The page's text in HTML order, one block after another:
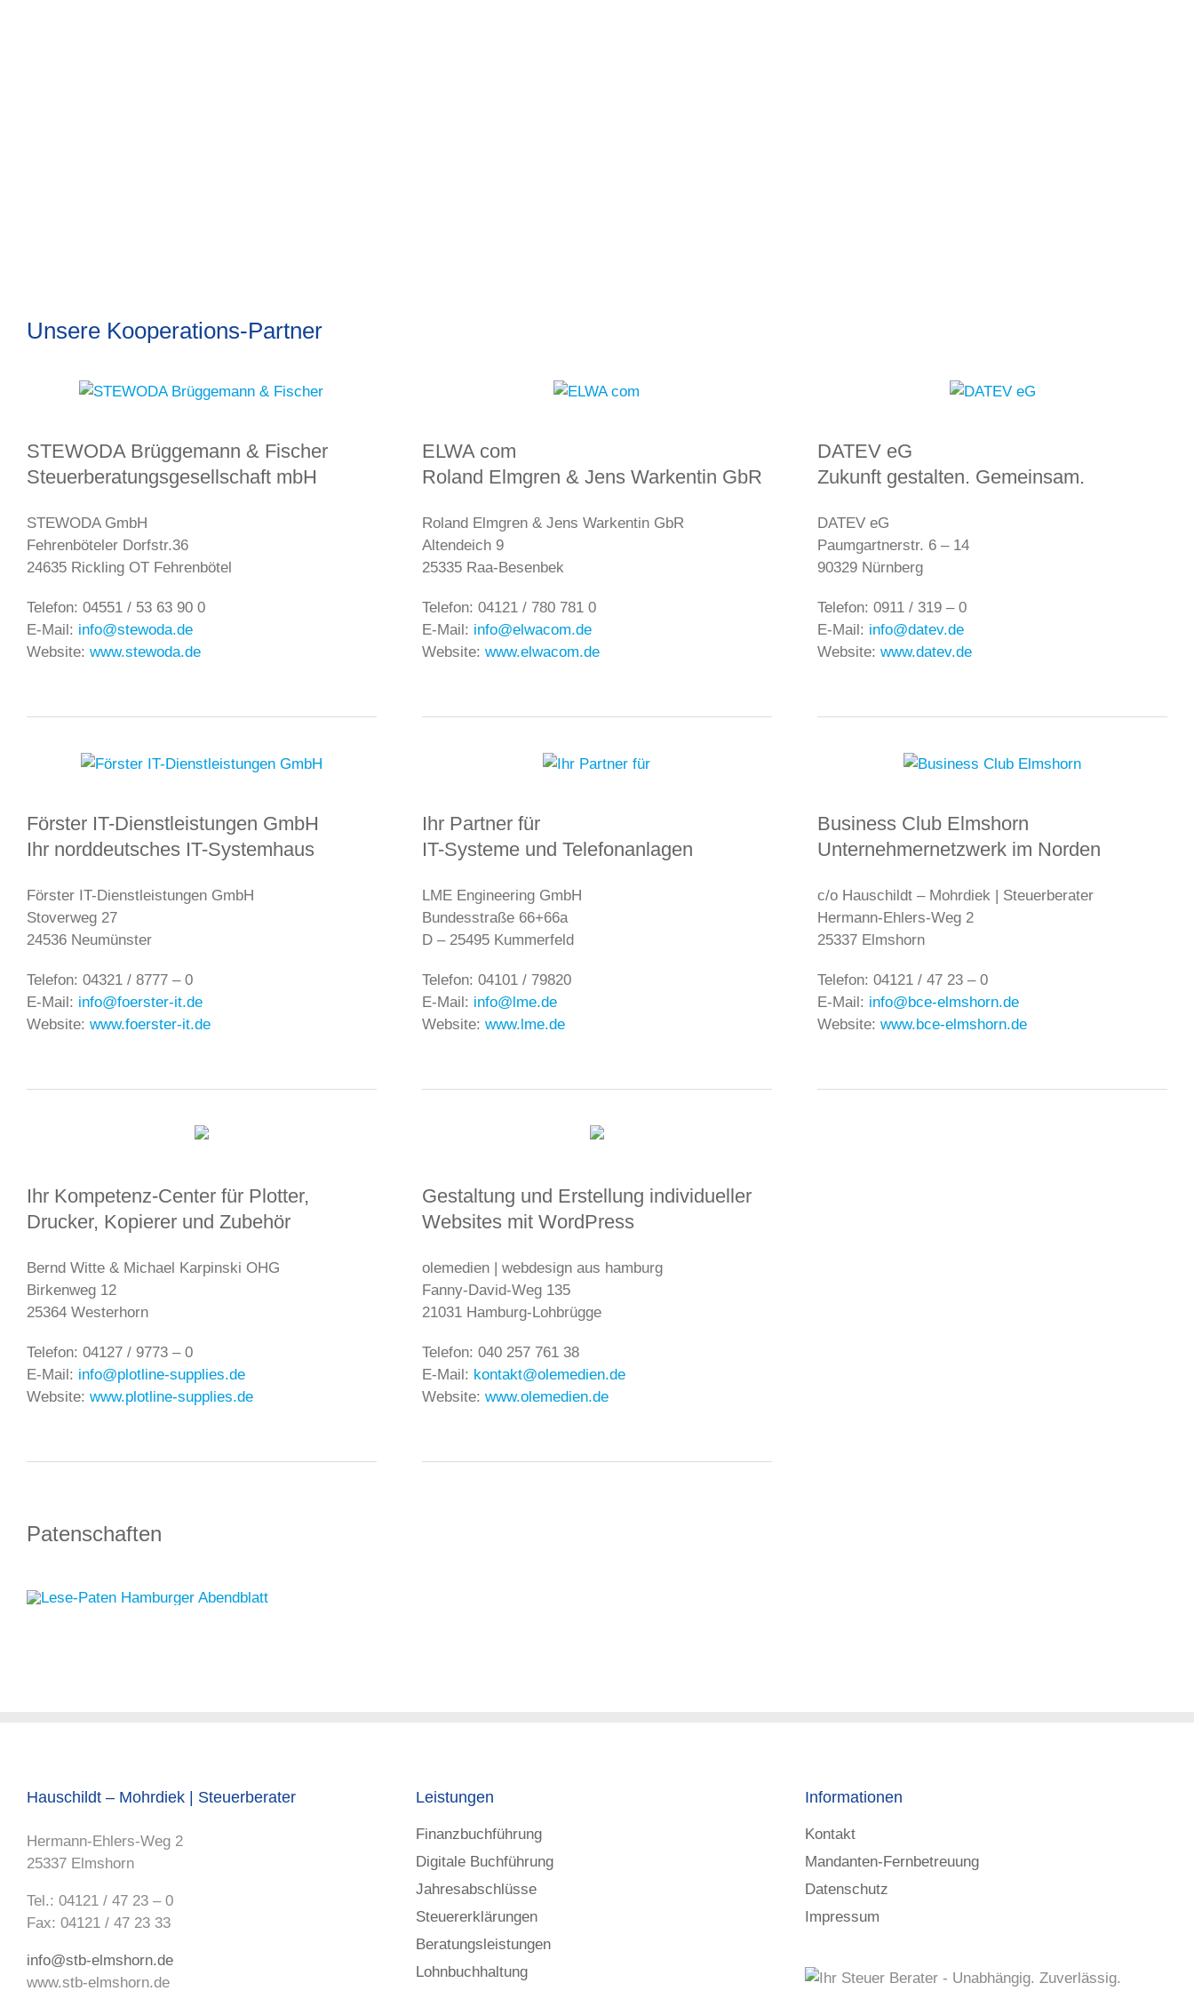
Unsere Kooperations-Partner
STEWODA Brüggemann & Fischer
Steuerberatungsgesellschaft mbH
STEWODA GmbH
Fehrenböteler Dorfstr.36
24635 Rickling OT Fehrenbötel
Telefon: 04551 / 53 63 90 0
E-Mail: info@stewoda.de
Website: www.stewoda.de
ELWA com
Roland Elmgren & Jens Warkentin GbR
Roland Elmgren & Jens Warkentin GbR
Altendeich 9
25335 Raa-Besenbek
Telefon: 04121 / 780 781 0
E-Mail: info@elwacom.de
Website:www.elwacom.de
DATEV eG
Zukunft gestalten. Gemeinsam.
DATEV eG
Paumgartnerstr. 6 – 14
90329 Nürnberg
Telefon: 0911 / 319 – 0
E-Mail: info@datev.de
Website:www.datev.de
Förster IT-Dienstleistungen GmbH
Ihr norddeutsches IT-Systemhaus
Förster IT-Dienstleistungen GmbH
Stoverweg 27
24536 Neumünster
Telefon: 04321 / 8777 – 0
E-Mail: info@foerster-it.de
Website: www.foerster-it.de
Ihr Partner für
IT-Systeme und Telefonanlagen
LME Engineering GmbH
Bundesstraße 66+66a
D – 25495 Kummerfeld
Telefon: 04101 / 79820
E-Mail: info@lme.de
Website:www.lme.de
Business Club Elmshorn
Unternehmernetzwerk im Norden
c/o Hauschildt – Mohrdiek | Steuerberater
Hermann-Ehlers-Weg 2
25337 Elmshorn
Telefon: 04121 / 47 23 – 0
E-Mail: info@bce-elmshorn.de
Website:www.bce-elmshorn.de
Ihr Kompetenz-Center für Plotter,
Drucker, Kopierer und Zubehör
Bernd Witte & Michael Karpinski OHG
Birkenweg 12
25364 Westerhorn
Telefon: 04127 / 9773 – 0
E-Mail: info@plotline-supplies.de
Website: www.plotline-supplies.de
Gestaltung und Erstellung individueller
Websites mit WordPress
olemedien | webdesign aus hamburg
Fanny-David-Weg 135
21031 Hamburg-Lohbrügge
Telefon: 040 257 761 38
E-Mail: kontakt@olemedien.de
Website:www.olemedien.de
Patenschaften
Hauschildt – Mohrdiek | Steuerberater
Hermann-Ehlers-Weg 2
25337 Elmshorn
Tel.: 04121 / 47 23 – 0
Fax: 04121 / 47 23 33
info@stb-elmshorn.de
www.stb-elmshorn.de
Leistungen
Finanzbuchführung
Digitale Buchführung
Jahresabschlüsse
Steuererklärungen
Beratungsleistungen
Lohnbuchhaltung
Informationen
Kontakt
Mandanten-Fernbetreuung
Datenschutz
Impressum